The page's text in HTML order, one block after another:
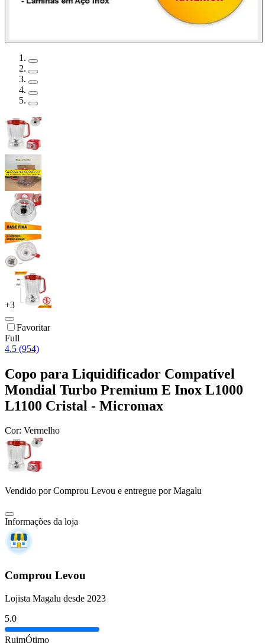
+3
Favoritar
Full
4.5 (954)
Copo para Liquidificador Compatível
Mondial Turbo Premium E Inox L1000
L1100 Cristal - Micromax
Cor: Vermelho
Vendido porComprou Levou e entregue por Magalu
Informações da loja
Comprou Levou
Lojista Magalu desde 2023
5.0
RuimÓtimo